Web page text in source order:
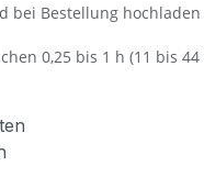
bei Bestellung hochladen
0,25 bis 1 h (11 bis 44